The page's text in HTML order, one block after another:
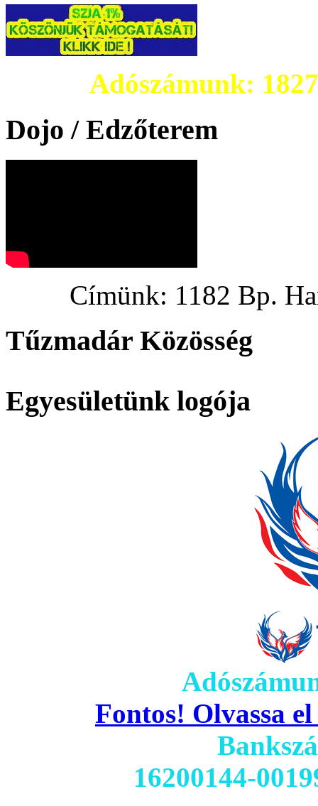
Adószámunk:
Dojo / Edzőterem
Címünk: 1182 Bp.
Tűzmadár Közösség
Egyesületünk logója
Fontos! Olvassa
16200144-